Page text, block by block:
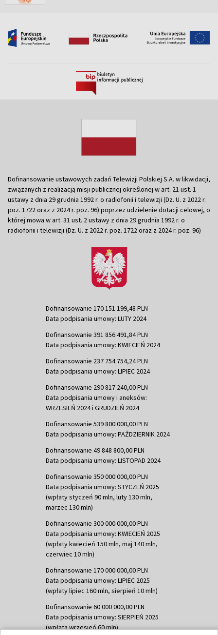
Dofinansowanie ustawowych zadań Telewizji Polskiej S.A. w likwidacji,
związanych z realizacją misji publicznej określonej w art. 21 ust. 1
ustawy z dnia 29 grudnia 1992 r. o radiofonii i telewizji (Dz. U. z 2022 r.
poz. 1722 oraz z 2024 r. poz. 96) poprzez udzielenie dotacji celowej, o
której mowa w art. 31 ust. 2 ustawy z dnia 29 grudnia 1992 r. o
radiofonii i telewizji (Dz. U. z 2022 r. poz. 1722 oraz z 2024 r. poz. 96)
Dofinansowanie 170 151 199,48 PLN
Data podpisania umowy: LUTY 2024
Dofinansowanie 391 856 491,84 PLN
Data podpisania umowy: KWIECIEŃ 2024
Dofinansowanie 237 754 754,24 PLN
Data podpisania umowy: LIPIEC 2024
Dofinansowanie 290 817 240,00 PLN
Data podpisania umowy i aneksów:
WRZESIEŃ 2024 i GRUDZIEŃ 2024
Dofinansowanie 539 800 000,00 PLN
Data podpisania umowy: PAŹDZIERNIK 2024
Dofinansowanie 49 848 800,00 PLN
Data podpisania umowy: LISTOPAD 2024
Dofinansowanie 350 000 000,00 PLN
Data podpisania umowy: STYCZEŃ 2025
(wpłaty styczeń 90 mln, luty 130 mln,
marzec 130 mln)
Dofinansowanie 300 000 000,00 PLN
Data podpisania umowy: KWIECIEŃ 2025
(wpłaty kwiecień 150 mln, maj 140 mln,
czerwiec 10 mln)
Dofinansowanie 170 000 000,00 PLN
Data podpisania umowy: LIPIEC 2025
(wpłaty lipiec 160 mln, sierpień 10 mln)
Dofinansowanie 60 000 000,00 PLN
Data podpisania umowy: SIERPIEŃ 2025
(wpłata wrzesień 60 mln)